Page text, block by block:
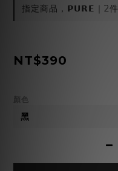
指定商品，𝗣𝗨𝗥𝗘｜2
NT$390
顏色